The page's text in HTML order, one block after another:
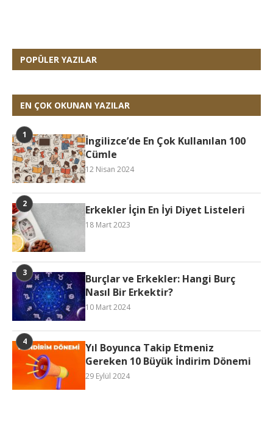
POPÜLER YAZILAR
EN ÇOK OKUNAN YAZILAR
İngilizce’de En Çok Kullanılan 100
Cümle
12 Nisan 2024
Erkekler İçin En İyi Diyet Listeleri
18 Mart 2023
Burçlar ve Erkekler: Hangi Burç
Nasıl Bir Erkektir?
10 Mart 2024
Yıl Boyunca Takip Etmeniz
Gereken 10 Büyük İndirim Dönemi
29 Eylül 2024